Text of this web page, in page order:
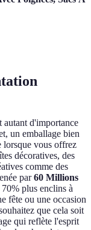
autant d'importance
un emballage bien
lorsque vous offrez
décoratives, des
comme des
par60 Millions
plus enclins à
fête ou une occasion
que cela soit
qui reflète l'esprit